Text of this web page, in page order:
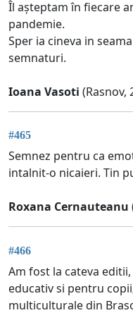
Îl așteptam în fiecare
pandemie.
Sper ia cineva in
semnaturi.
Ioana Vasoti (Rasnov,
#465
Semnez pentru ca
intalnit-o nicaieri. Tin
Roxana Cernauteanu
#466
Am fost la cateva
educativ si pentru
multiculturale din